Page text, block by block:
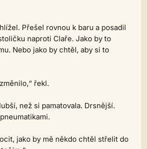
Přešel rovnou k baru a posadil
naproti Claře. Jako by to
Nebo jako by chtěl, aby si to
řekl.
než si pamatovala. Drsnější.
jako by mě někdo chtěl střelit do